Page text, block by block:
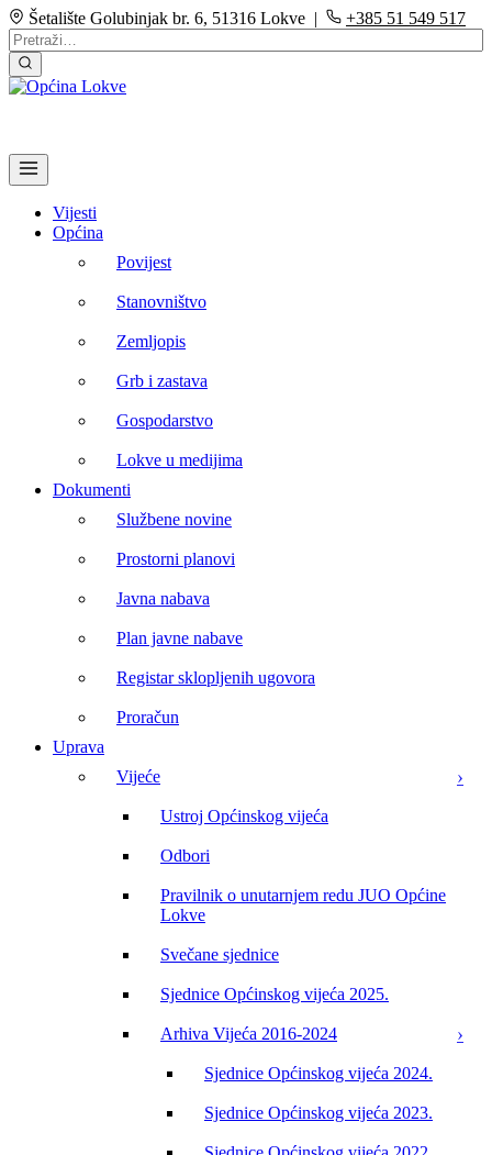
Šetalište Golubinjak br. 6, 51316 Lokve | +385 51 549 517
Vijesti
Općina
Povijest
Stanovništvo
Zemljopis
Grb i zastava
Gospodarstvo
Lokve u medijima
Dokumenti
Službene novine
Prostorni planovi
Javna nabava
Plan javne nabave
Registar sklopljenih ugovora
Proračun
Uprava
Vijeće
Ustroj Općinskog vijeća
Odbori
Pravilnik o unutarnjem redu JUO Općine
Lokve
Svečane sjednice
Sjednice Općinskog vijeća 2025.
Arhiva Vijeća 2016-2024
Sjednice Općinskog vijeća 2024.
Sjednice Općinskog vijeća 2023.